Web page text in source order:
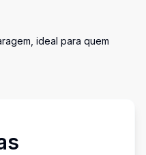
ideal para quem